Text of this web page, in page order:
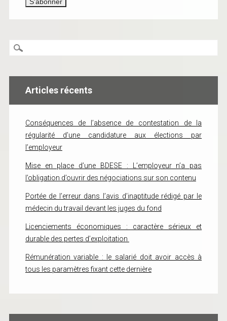
Articles récents
Conséquences de l’absence de contestation de la
régularité d’une candidature aux élections par
l’employeur
Mise en place d’une BDESE : L’employeur n’a pas
l’obligation d’ouvrir des négociations sur son contenu
Portée de l’erreur dans l’avis d’inaptitude rédigé par le
médecin du travail devant les juges du fond
Licenciements économiques : caractère sérieux et
durable des pertes d’exploitation
Rémunération variable : le salarié doit avoir accès à
tous les paramètres fixant cette dernière